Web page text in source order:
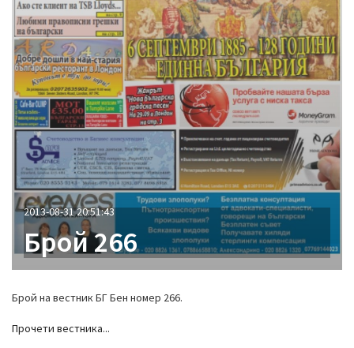
2013-08-31 20:51:43
Брой 266
Брой на вестник БГ Бен номер 266.
Прочети вестника...